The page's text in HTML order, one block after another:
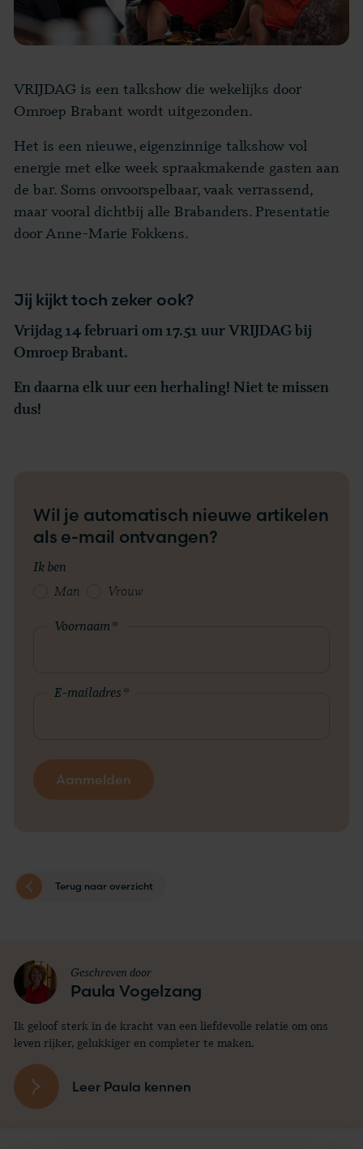
VRIJDAG is een talkshow die wekelijks door
Omroep Brabant wordt uitgezonden.
Het is een nieuwe, eigenzinnige talkshow vol
energie met elke week spraakmakende gasten aan
de bar. Soms onvoorspelbaar, vaak verrassend,
maar vooral dichtbij alle Brabanders. Presentatie
door Anne-Marie Fokkens.
Jij kijkt toch zeker ook?
Vrijdag 14 februari om 17.51 uur VRIJDAG bij
Omroep Brabant.
En daarna elk uur een herhaling! Niet te missen
dus!
Wil je automatisch nieuwe artikelen
als e-mail ontvangen?
Ik ben
Man
Vrouw
Voornaam*
E-mailadres*
Terug naar overzicht
Geschreven door
Paula Vogelzang
Ik geloof sterk in de kracht van een liefdevolle relatie om ons
leven rijker, gelukkiger en completer te maken.
Leer Paula kennen